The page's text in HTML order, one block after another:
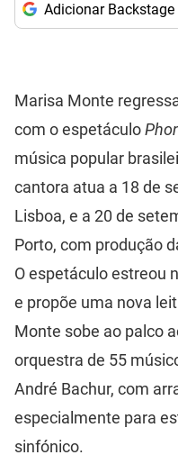
Adicionar
Marisa Monte
com o espetáculo
música popular
cantora atua a 18 de
Lisboa, e a 20 de
Porto, com produção
O espetáculo estreou
e propõe uma nova
Monte sobe ao palco
orquestra de 55
André Bachur, com
especialmente para
sinfónico.